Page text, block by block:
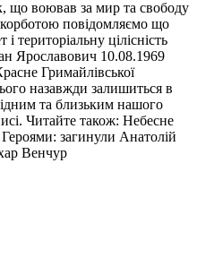
що воював за мир та свободу
повідомляємо що
територіальну цілісність
Ярославович 10.08.1969
Гримайлівської
назавжди залишиться в
та близьким нашого
Читайте також: Небесне
загинули Анатолій
Венчур